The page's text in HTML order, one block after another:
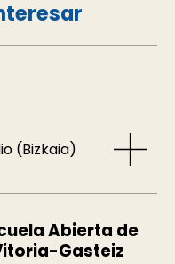
(Bizkaia)
Abierta de
Gasteiz